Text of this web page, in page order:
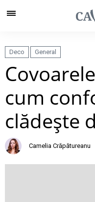
Deco General
cum
clădeşte
Camelia Crăpătureanu